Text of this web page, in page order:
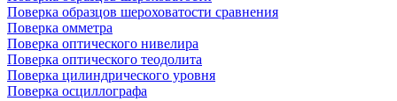
Поверка образцов шероховатости сравнения
Поверка омметра
Поверка оптического нивелира
Поверка оптического теодолита
Поверка цилиндрического уровня
Поверка осциллографа